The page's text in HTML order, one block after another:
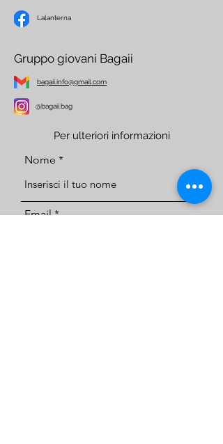
Lalanterna
Gruppo giovani Bagaii
bagaii.info@gmail.com
@bagaii.bag
Per ulteriori informazioni
Nome
Email